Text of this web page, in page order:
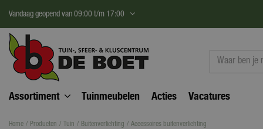
content
Home Producten Tuin Buitenverlichting Accessoires buitenverlichting
Vandaag geopend van 09:00 t/m 17:00
Assortiment Tuinmeubelen Acties Vacatures